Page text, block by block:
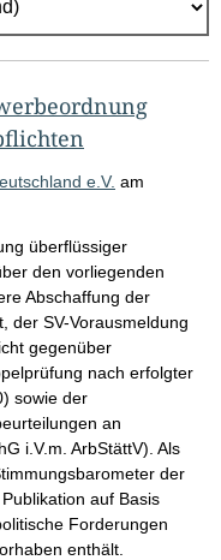
e.V. am
überflüssiger
den vorliegenden
Abschaffung der
der SV-Vorausmeldung
gegenüber
nach erfolgter
sowie der
an
i.V.m. ArbStättV). Als
der
auf Basis
Forderungen
enthält.